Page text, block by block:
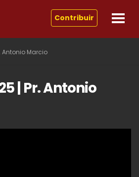
Contribuir
Antonio Marcio
| Pr. Antonio